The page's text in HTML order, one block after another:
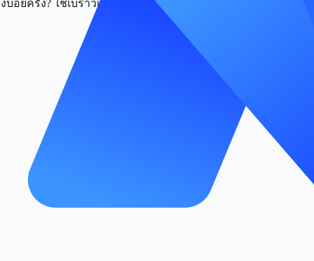
อยครั้ง? ใช้เบราว์เซอร์ลายนิ้วมือ Maslogin เพื่อจัดการหลา